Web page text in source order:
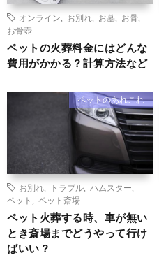
オンライン お別れ お墓 お骨
お骨壺
ペットの火葬料金にはどんな
費用がかかる？計算方法など
ペットのあれこれ
お別れ トラブル ハムスター
ペット
ペット斎場
ペット火葬する時、車が無い
とき斎場までどうやって行け
ばいい？